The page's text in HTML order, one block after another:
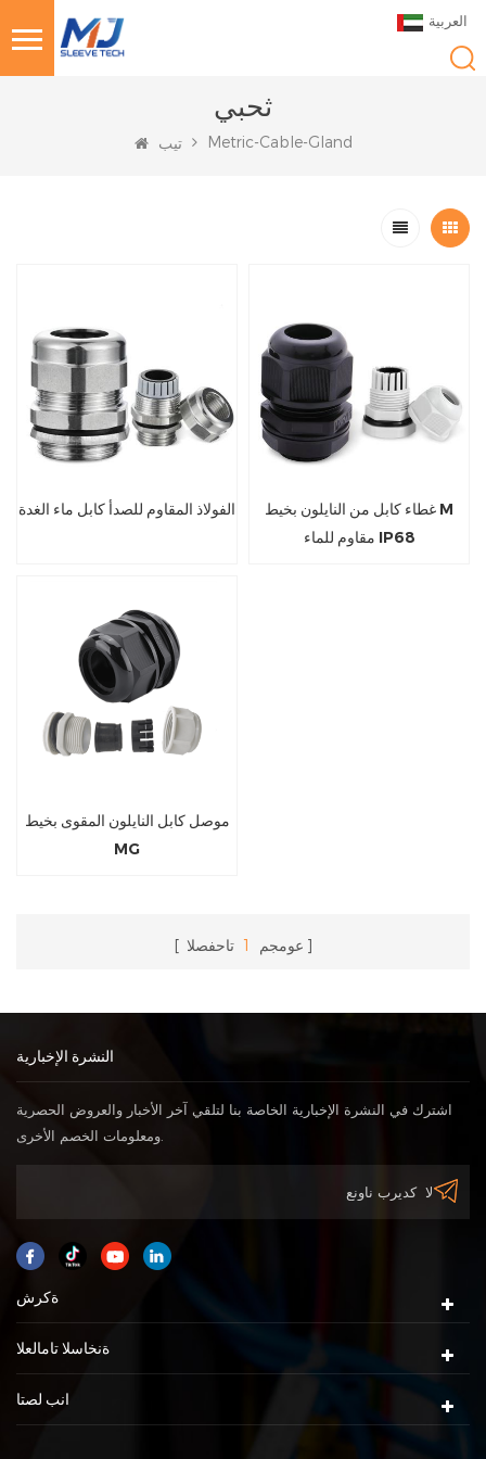
العربية
ثحبي
تيب Metric-Cable-Gland
الفولاذ المقاوم للصدأ كابل ماء الغدة
غطاء كابل من النايلون بخيط M
مقاوم للماء IP68
موصل كابل النايلون المقوى بخيط
MG
عومجم 1 تاحفصلا
النشرة الإخبارية
اشترك في النشرة الإخبارية الخاصة بنا لتلقي آخر الأخبار والعروض الحصرية
ومعلومات الخصم الأخرى.
ةكرش
ةنخاسلا تامالعلا
انب لصتا